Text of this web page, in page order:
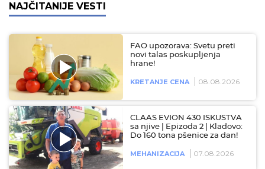
NAJČITANIJE VESTI
FAO upozorava: Svetu preti
novi talas poskupljenja
hrane!
KRETANJE CENA 08.08.2026
CLAAS EVION 430 ISKUSTVA
sa njive | Epizoda 2 | Kladovo:
Do 160 tona pšenice za dan!
MEHANIZACIJA 07.08.2026